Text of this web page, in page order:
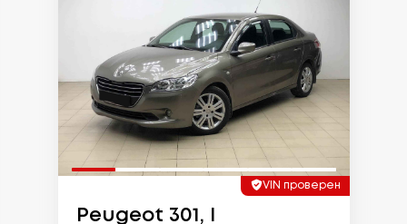
VIN проверен
Peugeot 301, I